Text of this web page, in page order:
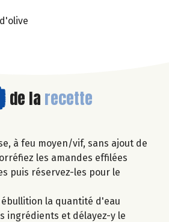
de la recette
à feu moyen/vif, sans ajout de
les amandes effilées
puis réservez-les pour le
ébullition la quantité d'eau
ingrédients et délayez-y le